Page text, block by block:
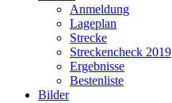
Anmeldung
Lageplan
Strecke
Streckencheck 2019
Ergebnisse
Bestenliste
Bilder